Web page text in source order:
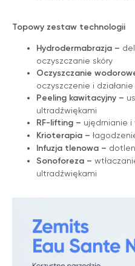
Topowy zestaw technologii
Hydrodermabrazja –
oczyszczanie skóry
Oczyszczanie
oczyszczenie i
Peeling kawitacyjny –
ultradźwiękami
RF-lifting – ujędrnianie i
Krioterapia –
Infuzja tlenowa –
Sonoforeza –
ultradźwiękami